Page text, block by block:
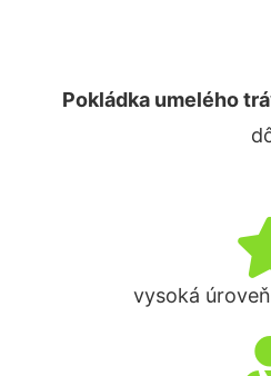
Pokládka umelého
vysoká